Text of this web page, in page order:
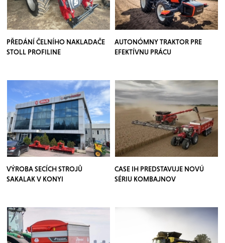
PŘEDÁNÍ ČELNÍHO NAKLADAČE
STOLL PROFILINE
AUTONÓMNY TRAKTOR PRE
EFEKTÍVNU PRÁCU
VÝROBA SECÍCH STROJŮ
SAKALAK V KONYI
CASE IH PREDSTAVUJE NOVÚ
SÉRIU KOMBAJNOV